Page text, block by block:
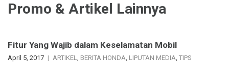
Promo & Artikel Lainnya
Fitur Yang Wajib dalam Keselamatan Mobil
April 5, 2017 ARTIKEL, BERITA HONDA, LIPUTAN MEDIA, TIPS